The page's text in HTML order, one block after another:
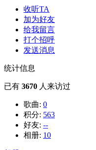
收听TA
加为好友
给我留言
打个招呼
发送消息
统计信息
已有 3670 人来访过
歌曲: 0
积分: 563
好友: --
相册: 10